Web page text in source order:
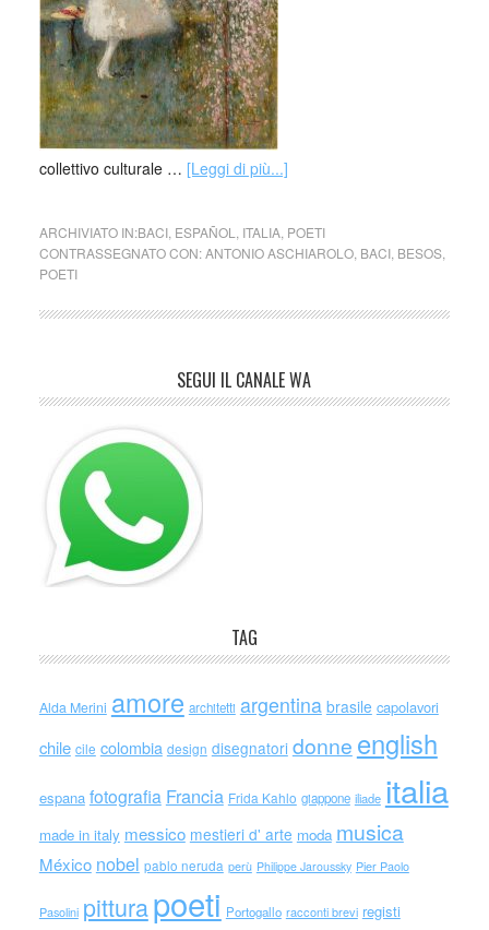
collettivo culturale … [Leggi di più...]
ARCHIVIATO IN:BACI, ESPAÑOL ITALIA, POETI
CONTRASSEGNATO CON:ANTONIO ASCHIAROLO, BACI, BESOS,
POETI
SEGUI IL CANALE WA
TAG
Alda Merini amore architetti argentina brasile capolavori
chile cile colombia design disegnatori donne english
espana fotografia Francia Frida Kahlo giappone iliade italia
made in italy messico mestieri d' arte moda musica
México nobel pablo neruda perù Philippe Jaroussky Pier Paolo
Pasolini pitturapoeti Portogallo racconti brevi registi